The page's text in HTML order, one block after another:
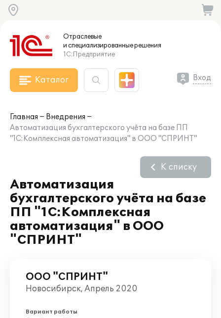
Отраслевые
и специализированныерешения
1С:Предприятие
Каталог Вход
Главная
Внедрения
Автоматизация бухгалтерского учёта на базе ПП
"1С:Комплексная автоматизация" в ООО "СПРИНТ"
Автоматизация
бухгалтерского учёта на базе
ПП "1С:Комплексная
автоматизация" в ООО
"СПРИНТ"
К списку
ООО "СПРИНТ"
Новосибирск, Апрель 2020
Вариант работы